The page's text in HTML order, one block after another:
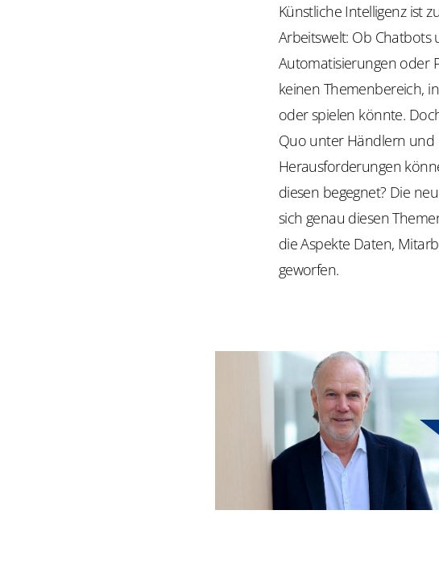
​​Künstliche Intelligenz ist
Arbeitswelt: Ob Chatbots
Automatisierungen oder
keinen Themenbereich,
oder spielen könnte.
Quo unter Händlern und
Herausforderungen
diesen begegnet? Die
sich genau diesen
die Aspekte Daten,
geworfen.​